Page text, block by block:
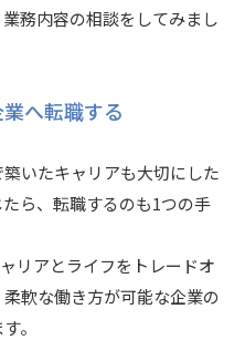
務内容の相談をしてみまし
へ転職する
築いたキャリアも大切にした
ら、転職するのも1つの手
リアとライフをトレードオ
軟な働き方が可能な企業の
。